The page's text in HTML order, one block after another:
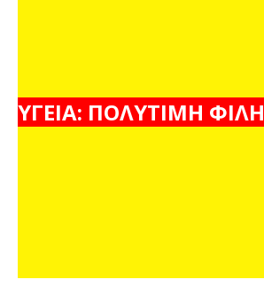
ΥΓΕΙΑ: ΠΟΛΥΤΙΜΗ ΦΙΛΗ